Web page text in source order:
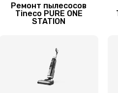
Ремонт пылесосов
Tineco PURE ONE
STATION